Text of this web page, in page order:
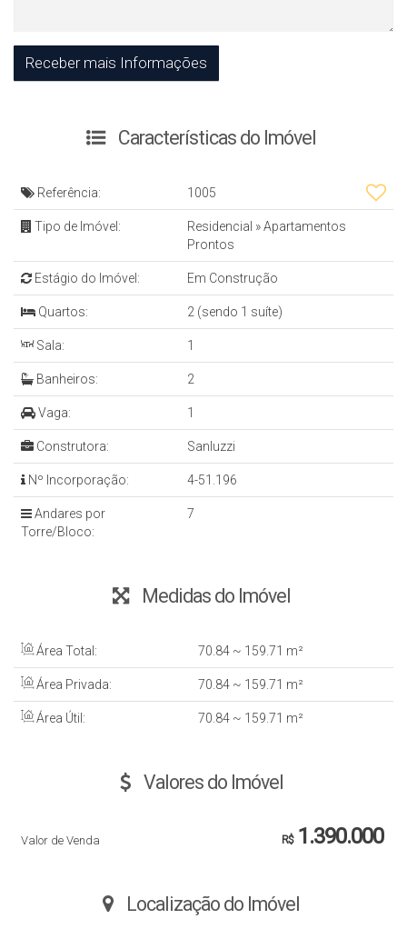
Características do Imóvel
Referência: 1005
Tipo de Imóvel: Residencial »Apartamentos
Prontos
Estágio do Imóvel: Em Construção
Quartos: 2 (sendo 1 suíte)
Sala: 1
Banheiros: 2
Vaga: 1
Construtora: Sanluzzi
Nº Incorporação: 4-51.196
Andares por
Torre/Bloco:
7
Medidas do Imóvel
Área Total: 70.84 ~ 159.71 m²
Área Privada: 70.84 ~ 159.71 m²
Área Útil: 70.84 ~ 159.71 m²
Valores do Imóvel
R$1.390.000
Valor de Venda
Localização do Imóvel